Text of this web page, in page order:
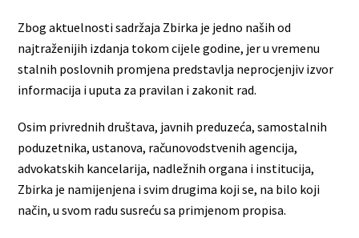
Zbog aktuelnosti sadržaja Zbirka je jedno naših od
najtraženijih izdanja tokom cijele godine, jer u vremenu
stalnih poslovnih promjena predstavlja neprocjenjiv izvor
informacija i uputa za pravilan i zakonit rad.
Osim privrednih društava, javnih preduzeća, samostalnih
poduzetnika, ustanova, računovodstvenih agencija,
advokatskih kancelarija, nadležnih organa i institucija,
Zbirka je namijenjena i svim drugima koji se, na bilo koji
način, u svom radu susreću sa primjenom propisa.